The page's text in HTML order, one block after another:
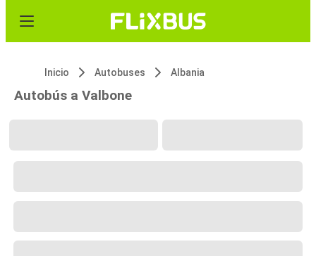
Inicio Autobuses Albania
Autobús a Valbone